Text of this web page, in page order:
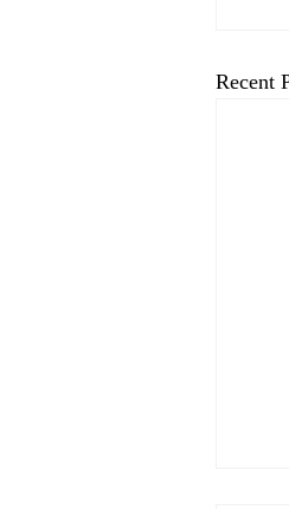
Recent